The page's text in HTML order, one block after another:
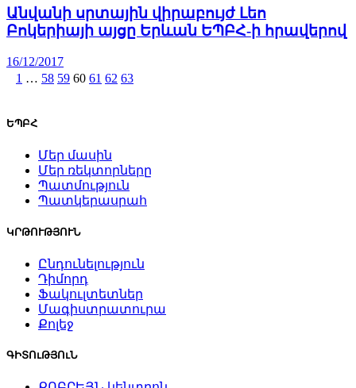
Անվանի սրտային վիրաբույժ Լեո
Բոկերիայի այցը Երևան ԵՊԲՀ-ի հրավերով
16/12/2017
1 … 58 59 60 61 62 63
ԵՊԲՀ
Մեր մասին
Մեր ռեկտորները
Պատմություն
Պատկերասրահ
ԿՐԹՈՒԹՅՈՒՆ
Ընդունելություն
Դիմորդ
Ֆակուլտետներ
Մագիստրատուրա
Քոլեջ
ԳԻՏՈւԹՅՈւՆ